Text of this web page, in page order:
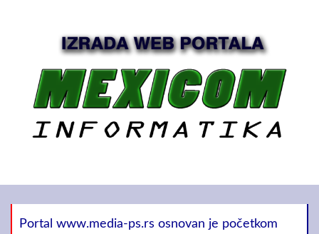
Portal www.media-ps.rs osnovan je početkom